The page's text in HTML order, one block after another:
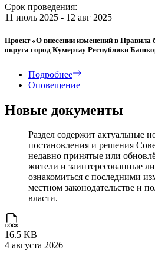
Срок проведения:
11 июль 2025 - 12 авг 2025
Проект «О внесении изменений в Правила
округа город Кумертау Республики
Подробнее
Оповещение
Новые документы
Раздел содержит актуальные
постановления и решения
недавно принятые или
жители и заинтересованные
ознакомиться с последними
местном законодательстве и
власти.
16.5 KB
4 августа 2026